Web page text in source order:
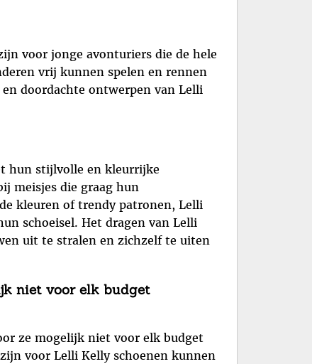
voor jonge avonturiers die de hele
vrij kunnen spelen en rennen
doordachte ontwerpen van Lelli
hun stijlvolle en kleurrijke
meisjes die graag hun
kleuren of trendy patronen, Lelli
schoeisel. Het dragen van Lelli
uit te stralen en zichzelf te uiten
niet voor elk budget
ze mogelijk niet voor elk budget
voor Lelli Kelly schoenen kunnen